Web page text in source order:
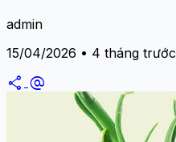
admin
15/04/2026 • 4 tháng trước
share alternate_email